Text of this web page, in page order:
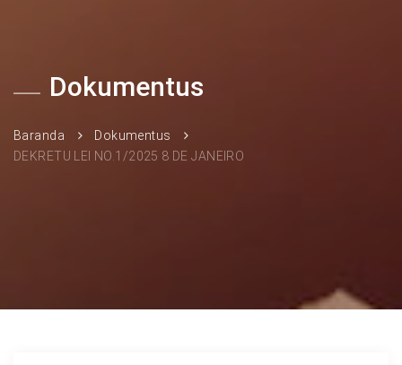
Dokumentus
Baranda
Dokumentus
DEKRETU LEI NO.1/2025 8 DE JANEIRO